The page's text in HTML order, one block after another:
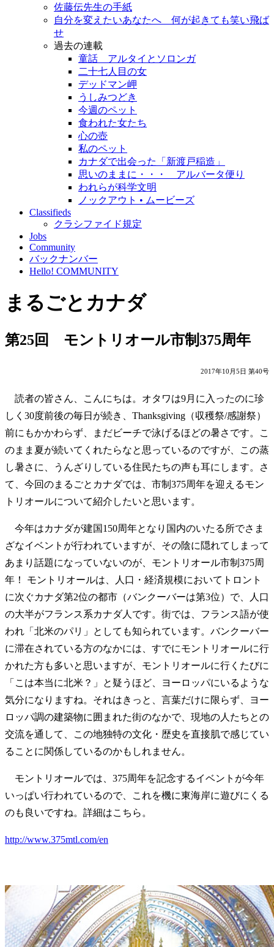
佐藤伝先生の手紙
自分を変えたいあなたへ 何が起きても笑い飛ば
せ
過去の連載
童話 アルタイとソロンガ
二十七人目の女
デッドマン岬
うしみつどき
今週のペット
食われた女たち
心の壺
私のペット
カナダで出会った「新渡戸稲造」
思いのままに・・・ アルバータ便り
われらが科学文明
ノックアウト • ムービーズ
Classifieds
クラシファイド規定
Jobs
Community
バックナンバー
Hello! COMMUNITY
まるごとカナダ
第25回 モントリオール市制375周年
2017年10月5日 第40号
読者の皆さん、こんにちは。オタワは9月に入ったのに珍
しく30度前後の毎日が続き、Thanksgiving（収穫祭/感謝祭）
前にもかかわらず、まだビーチで泳げるほどの暑さです。こ
のまま夏が続いてくれたらなと思っているのですが、この蒸
し暑さに、うんざりしている住民たちの声も耳にします。さ
て、今回のまるごとカナダでは、市制375周年を迎えるモン
トリオールについて紹介したいと思います。
今年はカナダが建国150周年となり国内のいたる所でさま
ざなイベントが行われていますが、その陰に隠れてしまって
あまり話題になっていないのが、モントリオール市制375周
年！ モントリオールは、人口・経済規模においてトロント
に次ぐカナダ第2位の都市（バンクーバーは第3位）で、人口
の大半がフランス系カナダ人です。街では、フランス語が使
われ「北米のパリ」としても知られています。バンクーバー
に滞在されている方のなかには、すでにモントリオールに行
かれた方も多いと思いますが、モントリオールに行くたびに
「こは本当に北米？」と疑うほど、ヨーロッパにいるような
気分になりますね。それはきっと、言葉だけに限らず、ヨー
ロッパ調の建築物に囲まれた街のなかで、現地の人たちとの
交流を通して、この地独特の文化・歴史を直接肌で感じてい
ることに関係しているのかもしれません。
モントリオールでは、375周年を記念するイベントが今年
いっぱい行われているので、これを機に東海岸に遊びにくる
のも良いですね。詳細はこちら。
http://www.375mtl.com/en